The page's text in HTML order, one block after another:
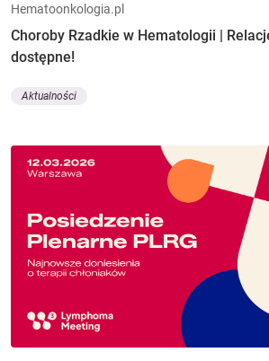
Hematoonkologia.pl
Choroby Rzadkie w Hematologii |
dostępne!
Aktualności